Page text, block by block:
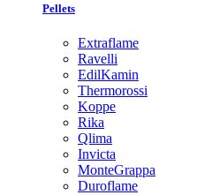
Pellets
Extraflame
Ravelli
EdilKamin
Thermorossi
Koppe
Rika
Qlima
Invicta
MonteGrappa
Duroflame